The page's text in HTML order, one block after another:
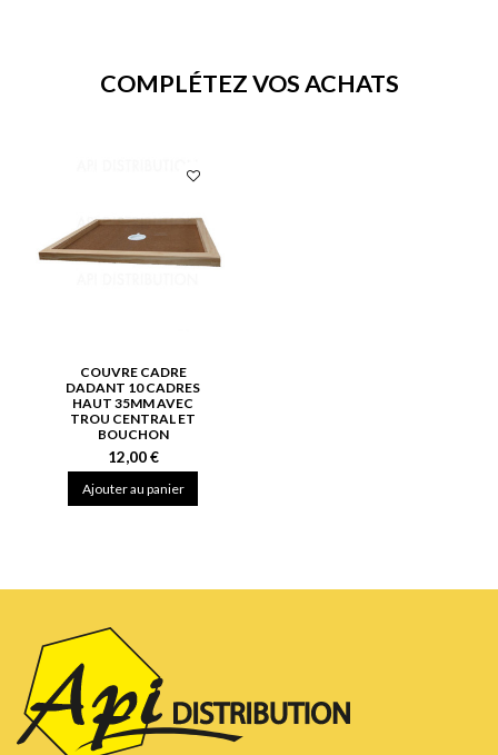
COMPLÉTEZ VOS ACHATS
COUVRE CADRE
DADANT 10 CADRES
HAUT 35MM AVEC
TROU CENTRAL ET
BOUCHON
12,00 €
Ajouter au panier